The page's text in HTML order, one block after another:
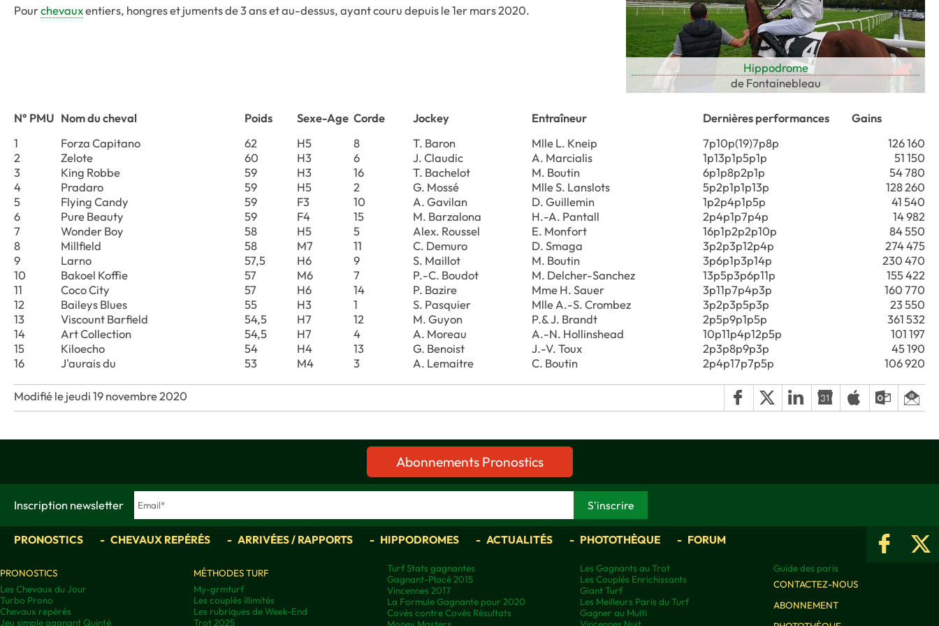
Hippodrome
de Fontainebleau
Pourchevauxentiers, hongres et juments de 3 ans et au-dessus, ayant couru depuis le 1er mars 2020.
N° PMU Nom du cheval Poids Sexe-Age Corde Jockey Entraîneur Dernières performances
Gains
1
Forza Capitano 62 H5 8 T. Baron Mlle L. Kneip 7p10p(19)7p8p
126 160
2
Zelote 60 H3 6 J. Claudic A. Marcialis 1p13p1p5p1p
51 150
3
King Robbe 59 H3 16 T. Bachelot M. Boutin 6p1p8p2p1p
54 780
4
Pradaro 59 H5 2 G. Mossé Mlle S. Lanslots 5p2p1p1p13p
128 260
5
Flying Candy 59 F3 10 A. Gavilan D. Guillemin 1p2p4p1p5p
41 540
6
Pure Beauty 59 F4 15 M. Barzalona H.-A. Pantall 2p4p1p7p4p
14 982
7
Wonder Boy 58 H5 5 Alex. Roussel E. Monfort 16p1p2p2p10p
84 550
8
Millfield 58 M7 11 C. Demuro D. Smaga 3p2p3p12p4p
274 475
9
Larno 57,5 H6 9 S. Maillot M. Boutin 3p6p1p3p14p
230 470
10
Bakoel Koffie 57 M6 7 P.-C. Boudot M. Delcher-Sanchez 13p5p3p6p11p
155 422
11
Coco City 57 H6 14 P. Bazire Mme H. Sauer 3p11p7p4p3p
160 770
12
Baileys Blues 55 H3 1 S. Pasquier Mlle A.-S. Crombez 3p2p3p5p3p
23 550
13
Viscount Barfield 54,5 H7 12 M. Guyon P.& J. Brandt 2p5p9p1p5p
361 532
14
Art Collection 54,5 H7 4 A. Moreau A.-N. Hollinshead 10p11p4p12p5p
101 197
15
Kiloecho 54 H4 13 G. Benoist J.-V. Toux 2p3p8p9p3p
45 190
16
J'aurais du 53 M4 3 A. Lemaitre C. Boutin 2p4p17p7p5p 106 920
Modifié le jeudi 19 novembre 2020
Abonnements Pronostics
Inscription newsletter
PRONOSTICS CHEVAUX REPÉRÉS ARRIVÉES / RAPPORTS HIPPODROMES ACTUALITÉS PHOTOTHÈQUE FORUM
PRONOSTICS
Les Chevaux du Jour
Turbo Prono
Chevaux repérés
Jeu simple gagnant Quinté
MÉTHODES TURF
My-grmturf
Les couplés illimités
Les rubriques de Week-End
Trot 2025
Turf Stats gagnantes
Gagnant-Placé 2015
Vincennes 2017
La Formule Gagnante pour 2020
Covès contre Covès Résultats
Money Masters
Les Gagnants au Trot
Les Couplés Enrichissants
Giant Turf
Les Meilleurs Paris du Turf
Gagner au Multi
Vincennes Nuit
Guide des paris
CONTACTEZ-NOUS
ABONNEMENT